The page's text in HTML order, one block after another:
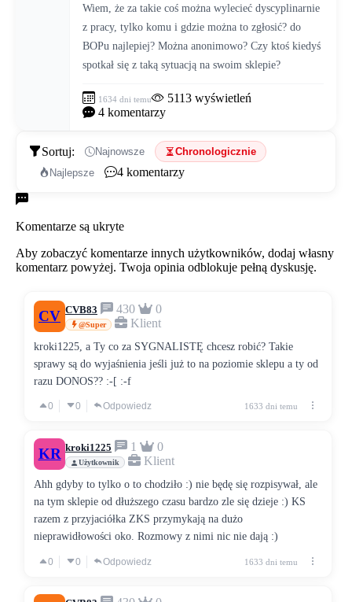
Wiem, że za takie coś można wylecieć dyscyplinarnie
z pracy, tylko komu i gdzie można to zgłosić? do
BOPu najlepiej? Można anonimowo? Czy ktoś kiedyś
spotkał się z taką sytuacją na swoim sklepie?
1634 dni temu 5113 wyświetleń
4 komentarzy
Sortuj: Najnowsze
Chronologicznie
Najlepsze
4 komentarzy
Komentarze
Komentarze są ukryte
Aby zobaczyć komentarze innych użytkowników, dodaj własny
komentarz powyżej. Twoja opinia odblokuje pełną dyskusję.
CV CVB83 430 0
@Super Klient
kroki1225, a Ty co za SYGNALISTĘ chcesz robić? Takie
sprawy są do wyjaśnienia jeśli już to na poziomie sklepu a ty od
razu DONOS?? :-[ :-f
0 0 Odpowiedz 1633 dni temu
KR kroki1225 1 0
Użytkownik Klient
Ahh gdyby to tylko o to chodziło :) nie będę się rozpisywał, ale
na tym sklepie od dłuższego czasu bardzo zle się dzieje :) KS
razem z przyjaciółka ZKS przymykają na dużo
nieprawidłowości oko. Rozmowy z nimi nic nie dają :)
0 0 Odpowiedz 1633 dni temu